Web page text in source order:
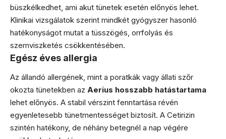
büszkélkedhet, ami akut tünetek esetén előnyös lehet.
Klinikai vizsgálatok szerint mindkét gyógyszer hasonló
hatékonyságot mutat a tüsszögés, orrfolyás és
szemviszketés csökkentésében.
Egész éves allergia
Az állandó allergének, mint a poratkák vagy állati szőr
okozta tünetekben az Aerius hosszabb hatástartama
lehet előnyös. A stabil vérszint fenntartása révén
egyenletesebb tünetmentességet biztosít. A Cetirizin
szintén hatékony, de néhány betegnél a nap végére